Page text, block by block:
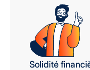
Solidité